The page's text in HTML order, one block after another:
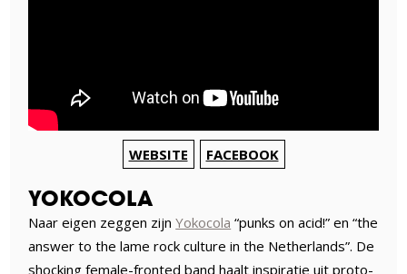
WEBSITE FACEBOOK
YOKOCOLA
Naar eigen zeggen zijnYokocola “punks on acid!” en “the
answer to the lame rock culture in the Netherlands”. De
shocking female-fronted band haalt inspiratie uit proto-